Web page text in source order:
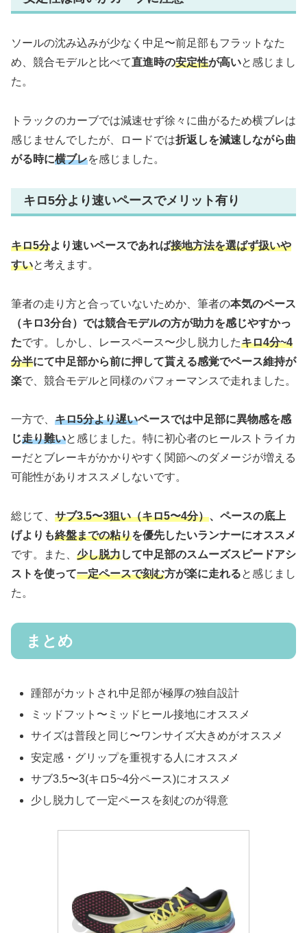
ソールの沈み込みが少なく中足〜前足部もフラットなた
め、競合モデルと比べて直進時の安定性が高いと感じまし
た。
トラックのカーブでは減速せず徐々に曲がるため横ブレは
感じませんでしたが、ロードでは折返しを減速しながら曲
がる時に横ブレを感じました。
キロ5分より速いペースでメリット有り
キロ5分より速いペースであれば接地方法を選ばず扱いや
すいと考えます。
筆者の走り方と合っていないためか、筆者の本気のペース
（キロ3分台）では競合モデルの方が助力を感じやすかっ
たです。しかし、レースペース〜少し 脱力したキロ4分~4
分半にて中足部から前に押して貰える感覚でペース維持が
楽で、競合モデルと同様のパフォーマンスで走れました。
一方で、 キロ5分より遅いペースでは中足部に異物感を感
じ走り難いと感じました。特に初心者のヒールストライカ
ーだとブレーキがかかりやすく関節へのダメージが増える
可能性がありオススメしないです。
総じて、 サブ3.5〜3狙い（キロ5〜4分）、ペースの底上
げよりも終盤までの粘りを優先したいランナーにオススメ
です。また、 少し脱力して中足部のスムーズスピードアシ
ストを使って一定ペースで刻む方が楽に走れると感じまし
た。
まとめ
踵部がカットされ中足部が極厚の独自設計
ミッドフット〜ミッドヒール接地にオススメ
サイズは普段と同じ〜ワンサイズ大きめがオススメ
安定感・グリップを重視する人にオススメ
サブ3.5〜3(キロ5~4分ペース)にオススメ
少し脱力して一定ペースを刻むのが得意